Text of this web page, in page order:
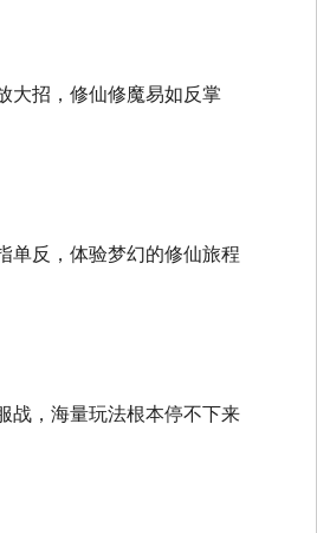
大招，修仙修魔易如反掌
单反，体验梦幻的修仙旅程
战，海量玩法根本停不下来